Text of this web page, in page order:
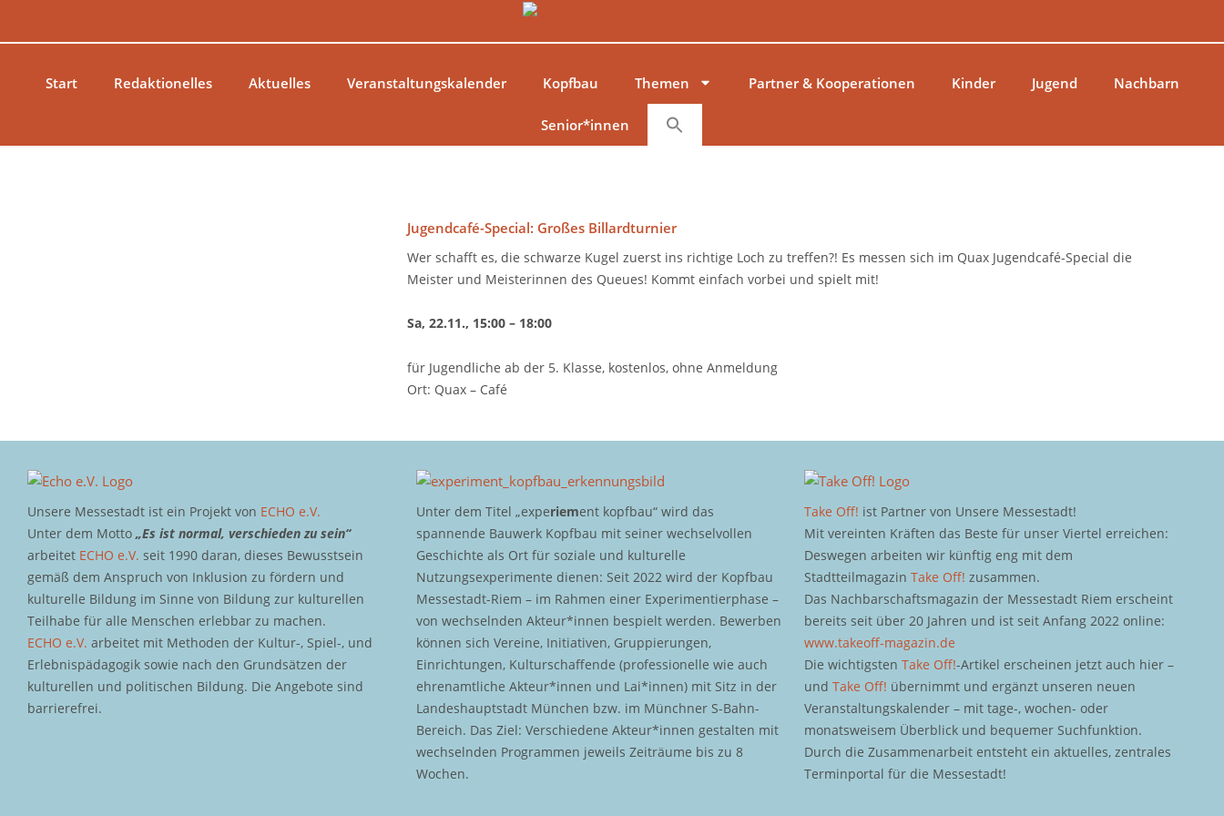
Start
Redaktionelles Aktuelles Veranstaltungskalender Kopfbau Themen Partner & Kooperationen Kinder Jugend Nachbarn
Senior*innen
Jugendcafé-Special: Großes Billardturnier
Wer schafft es, die schwarze Kugel zuerst ins richtige Loch zu treffen?! Es messen sich im Quax Jugendcafé-Special die
Meister und Meisterinnen des Queues! Kommt einfach vorbei und spielt mit!
Sa, 22.11., 15:00 – 18:00
für Jugendliche ab der 5. Klasse, kostenlos, ohne Anmeldung
Ort: Quax – Café
Unsere Messestadt ist ein Projekt von ECHO e.V.
Unter dem Motto „Es ist normal, verschieden zu sein“
arbeitet ECHO e.V. seit 1990 daran, dieses Bewusstsein
gemäß dem Anspruch von Inklusion zu fördern und
kulturelle Bildung im Sinne von Bildung zur kulturellen
Teilhabe für alle Menschen erlebbar zu machen.
ECHO e.V. arbeitet mit Methoden der Kultur-, Spiel-, und
Erlebnispädagogik sowie nach den Grundsätzen der
kulturellen und politischen Bildung. Die Angebote sind
barrierefrei.
Unter dem Titel „experiement kopfbau“ wird das
spannende Bauwerk Kopfbau mit seiner wechselvollen
Geschichte als Ort für soziale und kulturelle
Nutzungsexperimente dienen: Seit 2022 wird der Kopfbau
Messestadt-Riem – im Rahmen einer Experimentierphase –
von wechselnden Akteur*innen bespielt werden. Bewerben
können sich Vereine, Initiativen, Gruppierungen,
Einrichtungen, Kulturschaffende (professionelle wie auch
ehrenamtliche Akteur*innen und Lai*innen) mit Sitz in der
Landeshauptstadt München bzw. im Münchner S-Bahn-
Bereich. Das Ziel: Verschiedene Akteur*innen gestalten mit
wechselnden Programmen jeweils Zeiträume bis zu 8
Wochen.
Take Off! ist Partner von Unsere Messestadt!
Mit vereinten Kräften das Beste für unser Viertel erreichen:
Deswegen arbeiten wir künftig eng mit dem
StadtteilmagazinTake Off! zusammen.
Das Nachbarschaftsmagazin der Messestadt Riem erscheint
bereits seit über 20 Jahren und ist seit Anfang 2022 online:
www.takeoff-magazin.de
Die wichtigstenTake Off!-Artikel erscheinen jetzt auch hier –
undTake Off! übernimmt und ergänzt unseren neuen
Veranstaltungskalender – mit tage-, wochen- oder
monatsweisem Überblick und bequemer Suchfunktion.
Durch die Zusammenarbeit entsteht ein aktuelles, zentrales
Terminportal für die Messestadt!